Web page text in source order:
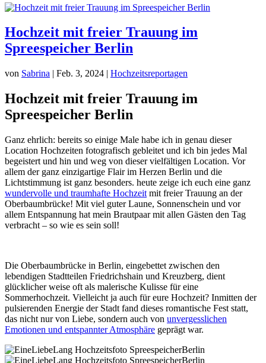
Hochzeit mit freier Trauung im
Spreespeicher Berlin
von Sabrina | Feb. 3, 2024 | Hochzeitsreportagen
Hochzeit mit freier Trauung im
Spreespeicher Berlin
Ganz ehrlich: bereits so einige Male habe ich in genau dieser
Location Hochzeiten fotografisch gebleitet und ich bin jedes Mal
begeistert und hin und weg von dieser vielfältigen Location. Vor
allem der ganz einzigartige Flair im Herzen Berlin und die
Lichtstimmung ist ganz besonders. heute zeige ich euch eine ganz
wundervolle und traumhafte Hochzeit mit freier Trauung an der
Oberbaumbrücke! Mit viel guter Laune, Sonnenschein und vor
allem Entspannung hat mein Brautpaar mit allen Gästen den Tag
verbracht – so wie es sein soll!
Die Oberbaumbrücke in Berlin, eingebettet zwischen den
lebendigen Stadtteilen Friedrichshain und Kreuzberg, dient
glücklicher weise oft als malerische Kulisse für eine
Sommerhochzeit. Vielleicht ja auch für eure Hochzeit? Inmitten der
pulsierenden Energie der Stadt fand dieses romantische Fest statt,
das nicht nur von Liebe, sondern auch von unvergesslichen
Emotionen und entspannter Atmosphäre geprägt war.